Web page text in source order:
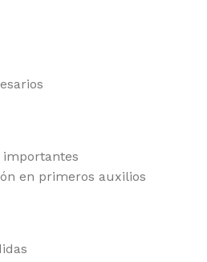
importantes
en primeros auxilios